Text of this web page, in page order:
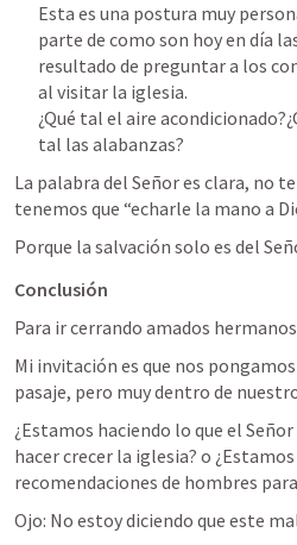
Esta es una postura muy
parte de como son hoy en día
resultado de preguntar a los
al visitar la iglesia.
¿Qué tal el aire
tal las alabanzas?
La palabra del Señor es clara, no
tenemos que “echarle la mano a
Porque la salvación solo es del
Conclusión
Para ir cerrando amados
Mi invitación es que nos
pasaje, pero muy dentro de
¿Estamos haciendo lo que el
hacer crecer la iglesia? o
recomendaciones de hombres
Ojo: No estoy diciendo que este